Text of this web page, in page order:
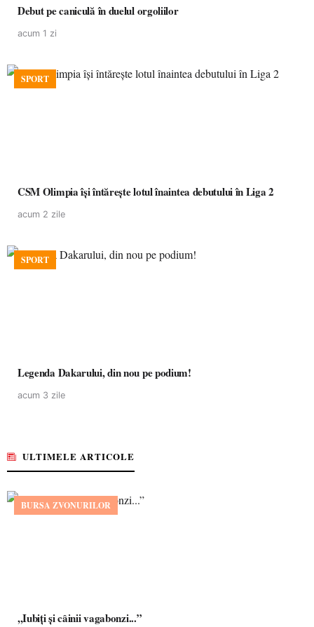
Debut pe caniculă în duelul orgoliilor
acum 1 zi
SPORT
CSM Olimpia își întărește lotul înaintea debutului în Liga 2
acum 2 zile
SPORT
Legenda Dakarului, din nou pe podium!
acum 3 zile
ULTIMELE ARTICOLE
BURSA ZVONURILOR
,,Iubiți și câinii vagabonzi...”